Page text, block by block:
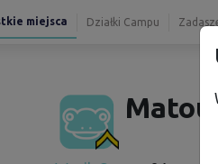
miejsca Działki Campu